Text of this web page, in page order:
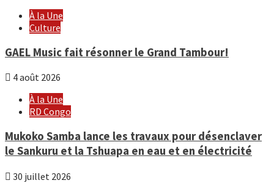
À la Une
Culture
GAEL Music fait résonner le Grand Tambour!
4 août 2026
À la Une
RD Congo
Mukoko Samba lance les travaux pour désenclaver
le Sankuru et la Tshuapa en eau et en électricité
30 juillet 2026